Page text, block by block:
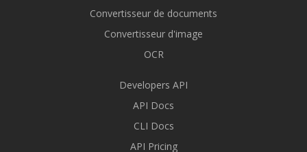
Convertisseur de documents
Convertisseur d'image
OCR
Developers API
API Docs
CLI Docs
API Pricing